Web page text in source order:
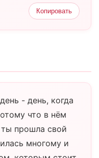
Копировать
- день, когда
что в нём
прошла свой
многому и